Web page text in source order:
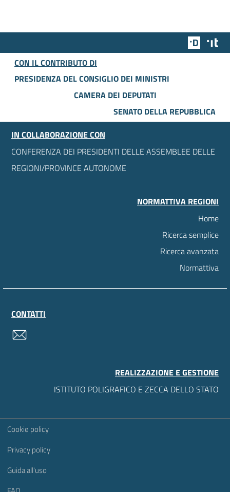
Team
CON IL CONTRIBUTO DI
PRESIDENZA DEL CONSIGLIO DEI MINISTRI
CAMERA DEI DEPUTATI
SENATO DELLA REPUBBLICA
IN COLLABORAZIONE CON
CONFERENZA DEI PRESIDENTI DELLE ASSEMBLEE DELLE
REGIONI/PROVINCE AUTONOME
NORMATTIVA REGIONI
Home
Ricerca semplice
Ricerca avanzata
Normattiva
CONTATTI
REALIZZAZIONE E GESTIONE
ISTITUTO POLIGRAFICO E ZECCA DELLO STATO
Sezione Link Utili
Cookie policy
Privacy policy
Guida all'uso